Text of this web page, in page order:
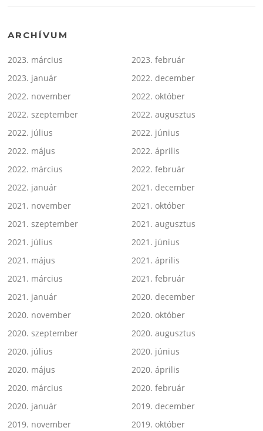
ARCHÍVUM
2023. március
2023. február
2023. január
2022. december
2022. november
2022. október
2022. szeptember
2022. augusztus
2022. július
2022. június
2022. május
2022. április
2022. március
2022. február
2022. január
2021. december
2021. november
2021. október
2021. szeptember
2021. augusztus
2021. július
2021. június
2021. május
2021. április
2021. március
2021. február
2021. január
2020. december
2020. november
2020. október
2020. szeptember
2020. augusztus
2020. július
2020. június
2020. május
2020. április
2020. március
2020. február
2020. január
2019. december
2019. november
2019. október